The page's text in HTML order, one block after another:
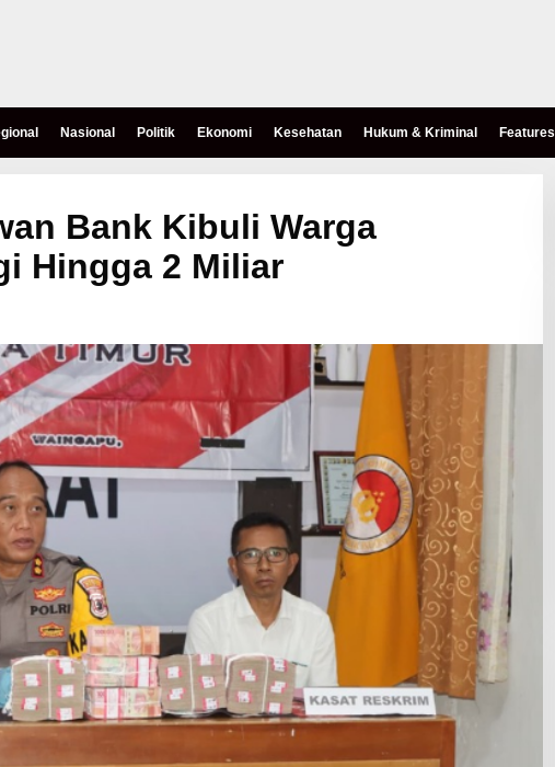
Nasional Politik Ekonomi Kesehatan Hukum & Kriminal Features
Bank Kibuli Warga
Hingga 2 Miliar